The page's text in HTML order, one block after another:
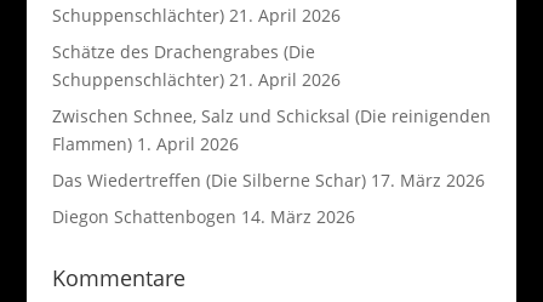
Schuppenschlächter) 21. April 2026
Schätze des Drachengrabes (Die
Schuppenschlächter) 21. April 2026
Zwischen Schnee, Salz und Schicksal (Die reinigenden
Flammen) 1. April 2026
Das Wiedertreffen (Die Silberne Schar) 17. März 2026
Diegon Schattenbogen 14. März 2026
Kommentare